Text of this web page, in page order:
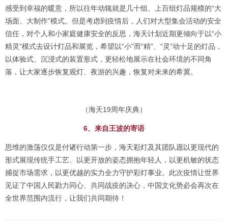
感受到幸福的暖意，所以往年动辄就是几十组、上百组灯品规模的“大
场面、大制作”模式。但是考虑到疫情后，人们对大型集会活动的安全
信任，对个人和小家庭健康安全的反思，海天计划近期更倾向于以“小
精灵”模式去设计灯品和展览，希望以“小“而“精”、“灵”动十足的灯品，
以体验式、沉浸式的装置形式，更轻松地展示在社会环境的不同角
落，让大家逐步恢复观灯、夜游的兴趣，恢复对未来的希冀。
（海天19周年庆典）
6、来自王波的寄语
思维的激荡仅仅是付诸行动第一步，海天彩灯及其团队愿以更现代的
形式展现传统手工艺、以更开放的姿态拥抱年轻人，以更机敏的状态
捕捉市场需求，以更优越的实力全力守护彩灯事业。此次疫情让世界
见证了中国人民勠力同心、共同战疫的决心，中国文化势必会再次在
全世界范围内流行，让我们共同期待！